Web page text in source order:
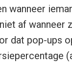
wanneer
af wanneer
dat pop-ups